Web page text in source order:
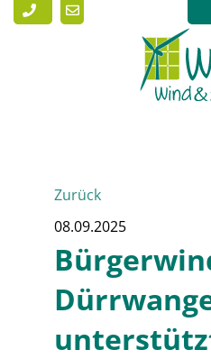
Zurück
08.09.2025